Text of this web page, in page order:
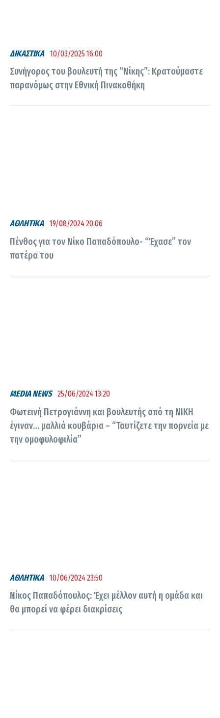
ΔΙΚΑΣΤΙΚΑ 10/03/2025 16:00
Συνήγορος του βουλευτή της “Νίκης”: Κρατούμαστε
παρανόμως στην Εθνική Πινακοθήκη
ΑΘΛΗΤΙΚΑ 19/08/2024 20:06
Πένθος για τον Νίκο Παπαδόπουλο- “Έχασε” τον
πατέρα του
MEDIA NEWS 25/06/2024 13:20
Φωτεινή Πετρογιάννη και βουλευτής από τη ΝΙΚΗ
έγιναν… μαλλιά κουβάρια – “Ταυτίζετε την πορνεία με
την ομοφυλοφιλία”
ΑΘΛΗΤΙΚΑ 10/06/2024 23:50
Νίκος Παπαδόπουλος: Έχει μέλλον αυτή η ομάδα και
θα μπορεί να φέρει διακρίσεις